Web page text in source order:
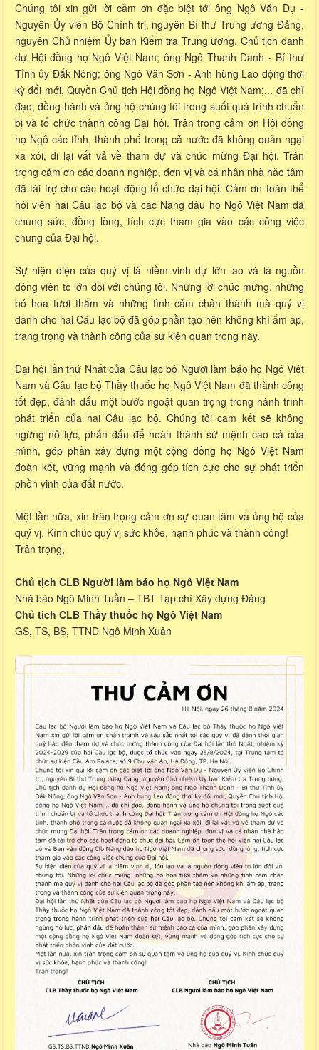
Chúng tôi xin gửi lời cảm ơn đặc biệt tới ông Ngô Văn Dụ -
Nguyên Ủy viên Bộ Chính trị, nguyên Bí thư Trung ương Đảng,
nguyên Chủ nhiệm Ủy ban Kiểm tra Trung ương, Chủ tịch danh
dự Hội đồng họ Ngô Việt Nam; ông Ngô Thanh Danh - Bí thư
Tỉnh ủy Đắk Nông; ông Ngô Văn Sơn - Anh hùng Lao động thời
kỳ đổi mới, Quyền Chủ tịch Hội đồng họ Ngô Việt Nam;... đã chỉ
đạo, đồng hành và ủng hộ chúng tôi trong suốt quá trình chuẩn
bị và tổ chức thành công Đại hội. Trân trọng cảm ơn Hội đồng
họ Ngô các tỉnh, thành phố trong cả nước đã không quản ngại
xa xôi, đi lại vất vả về tham dự và chúc mừng Đại hội. Trân
trọng cảm ơn các doanh nghiệp, đơn vị và cá nhân nhà hảo tâm
đã tài trợ cho các hoạt động tổ chức đại hội. Cảm ơn toàn thể
hội viên hai Câu lạc bộ và các Nàng dâu họ Ngô Việt Nam đã
chung sức, đồng lòng, tích cực tham gia vào các công việc
chung của Đại hội.
Sự hiện diện của quý vị là niềm vinh dự lớn lao và là nguồn
động viên to lớn đối với chúng tôi. Những lời chúc mừng, những
bó hoa tươi thắm và những tình cảm chân thành mà quý vị
dành cho hai Câu lạc bộ đã góp phần tạo nên không khí ấm áp,
trang trọng và thành công của sự kiện quan trọng này.
Đại hội lần thứ Nhất của Câu lạc bộ Người làm báo họ Ngô Việt
Nam và Câu lạc bộ Thầy thuốc họ Ngô Việt Nam đã thành công
tốt đẹp, đánh dấu một bước ngoặt quan trọng trong hành trình
phát triển của hai Câu lạc bộ. Chúng tôi cam kết sẽ không
ngừng nỗ lực, phấn đấu để hoàn thành sứ mệnh cao cả của
mình, góp phần xây dựng một cộng đồng họ Ngô Việt Nam
đoàn kết, vững mạnh và đóng góp tích cực cho sự phát triển
phồn vinh của đất nước.
Một lần nữa, xin trân trọng cảm ơn sự quan tâm và ủng hộ của
quý vị. Kính chúc quý vị sức khỏe, hạnh phúc và thành công!
Trân trọng,
Chủ tịch CLB Người làm báo họ Ngô Việt Nam
Nhà báo Ngô Minh Tuần – TBT Tạp chí Xây dựng Đảng
Chủ tich CLB Thầy thuốc họ Ngô Việt Nam
GS, TS, BS, TTND Ngô Minh Xuân